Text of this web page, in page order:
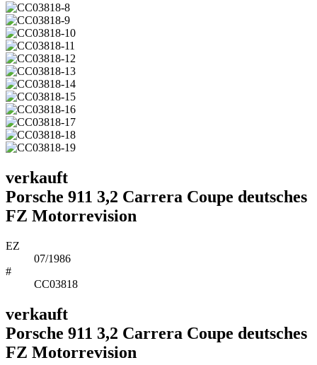
verkauft
Porsche 911 3,2 Carrera Coupe deutsches
FZ Motorrevision
EZ
07/1986
#
CC03818
verkauft
Porsche 911 3,2 Carrera Coupe deutsches
FZ Motorrevision